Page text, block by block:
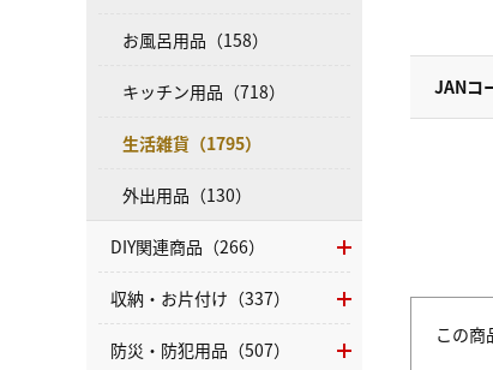
JANコ
この商
お風呂用品（158）
キッチン用品（718）
生活雑貨（1795）
外出用品（130）
DIY関連商品（266）
収納・お片付け（337）
防災・防犯用品（507）